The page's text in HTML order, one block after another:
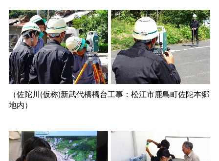
（佐陀川(仮称)新武代橋橋台工事：松江市鹿島町佐陀本郷
地内）